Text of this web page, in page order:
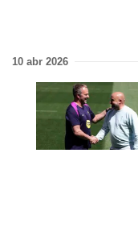
10 abr 2026